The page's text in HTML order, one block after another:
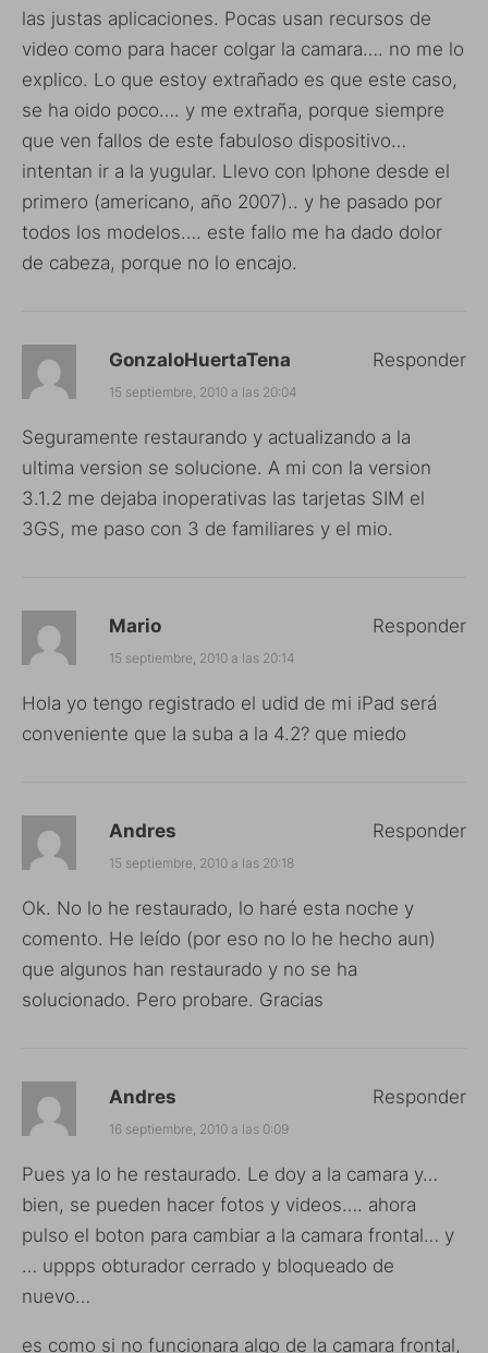
las justas aplicaciones. Pocas usan recursos de
video como para hacer colgar la camara…. no me lo
explico. Lo que estoy extrañado es que este caso,
se ha oido poco…. y me extraña, porque siempre
que ven fallos de este fabuloso dispositivo…
intentan ir a la yugular. Llevo con Iphone desde el
primero (americano, año 2007).. y he pasado por
todos los modelos…. este fallo me ha dado dolor
de cabeza, porque no lo encajo.
GonzaloHuertaTena
15 septiembre, 2010 a las 20:04
Seguramente restaurando y actualizando a la
ultima version se solucione. A mi con la version
3.1.2 me dejaba inoperativas las tarjetas SIM el
3GS, me paso con 3 de familiares y el mio.
Responder
Mario
15 septiembre, 2010 a las 20:14
Hola yo tengo registrado el udid de mi iPad será
conveniente que la suba a la 4.2? que miedo
Responder
Andres
15 septiembre, 2010 a las 20:18
Ok. No lo he restaurado, lo haré esta noche y
comento. He leído (por eso no lo he hecho aun)
que algunos han restaurado y no se ha
solucionado. Pero probare. Gracias
Responder
Andres
16 septiembre, 2010 a las 0:09
Pues ya lo he restaurado. Le doy a la camara y…
bien, se pueden hacer fotos y videos…. ahora
pulso el boton para cambiar a la camara frontal… y
… uppps obturador cerrado y bloqueado de
nuevo…
es como si no funcionara algo de la camara frontal,
Responder